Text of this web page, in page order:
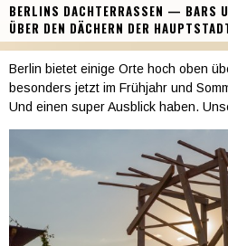
BERLINS DACHTERRASSEN — BARS
ÜBER DEN DÄCHERN DER
Berlin bietet einige Orte hoch oben
besonders jetzt im Frühjahr und
Und einen super Ausblick haben.